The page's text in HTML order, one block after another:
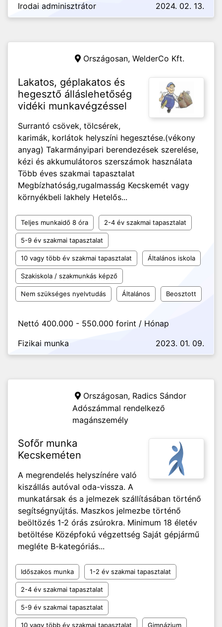
Irodai adminisztrátor 2024. 02. 13.
Országosan, WelderCo Kft.
Lakatos, géplakatos és
hegesztő álláslehetőség
vidéki munkavégzéssel
Surrantó csövek, tölcsérek,
karimák, korlátok helyszíni hegesztése.(vékony
anyag) Takarmányipari berendezések szerelése,
kézi és akkumulátoros szerszámok használata
Több éves szakmai tapasztalat
Megbízhatóság,rugalmasság Kecskemét vagy
környékbeli lakhely Hetelős...
Teljes munkaidő 8 óra 2-4 év szakmai tapasztalat
5-9 év szakmai tapasztalat
10 vagy több év szakmai tapasztalat Általános iskola
Szakiskola / szakmunkás képző
Nem szükséges nyelvtudás Általános Beosztott
Nettó 400.000 - 550.000 forint / Hónap
Fizikai munka
2023. 01. 09.
Országosan, Radics Sándor
Adószámmal rendelkező
magánszemély
Sofőr munka
Kecskeméten
A megrendelés helyszínére való
kiszállás autóval oda-vissza. A
munkatársak és a jelmezek szállításában történő
segítségnyújtás. Maszkos jelmezbe történő
beöltözés 1-2 órás zsúrokra. Minimum 18 életév
betöltése Középfokú végzettség Saját gépjármű
megléte B-kategóriás...
Időszakos munka 1-2 év szakmai tapasztalat
2-4 év szakmai tapasztalat
5-9 év szakmai tapasztalat
10 vagy több év szakmai tapasztalat Gimnázium